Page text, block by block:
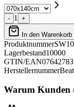
- 1 +
In den Warenkorb
Produktnummer
Lagerbestand10000
GTIN/EAN
Herstellernummer
Warum Kunden